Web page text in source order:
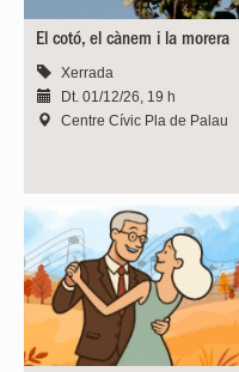
El cotó, el cànem i la morera
Xerrada
Dt. 01/12/26, 19 h
Centre Cívic Pla de Palau